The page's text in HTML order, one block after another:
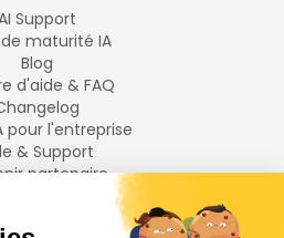
Support
maturité IA
Blog
d'aide & FAQ
pour l'entreprise
& Support
partenaire
LANGUES